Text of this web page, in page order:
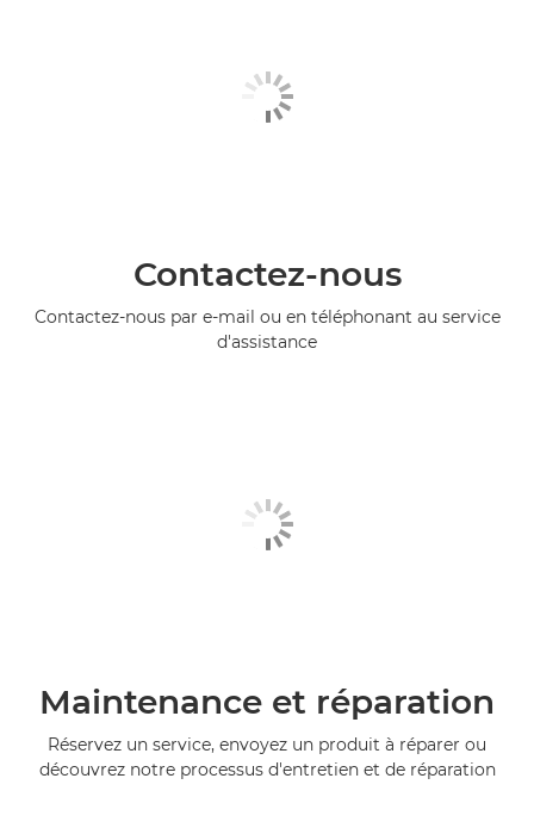
Contactez-nous
Contactez-nous par e-mail ou en téléphonant au service
d'assistance
Maintenance et réparation
Réservez un service, envoyez un produit à réparer ou
découvrez notre processus d'entretien et de réparation